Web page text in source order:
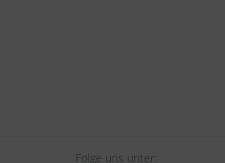
Folge uns unter: